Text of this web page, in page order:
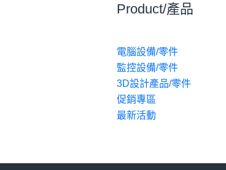
Product/產品
電腦設備/零件
監控設備/零件
3D設計產品/零件
促銷專區
最新活動